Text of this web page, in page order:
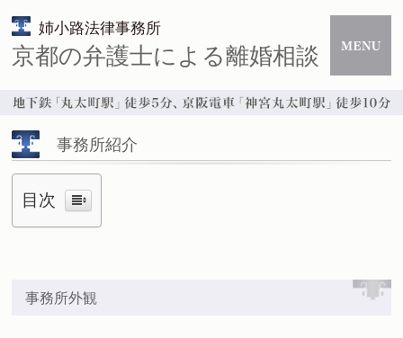
姉小路法律事務所
京都の弁護士による離婚相談
事務所紹介
目次
事務所外観